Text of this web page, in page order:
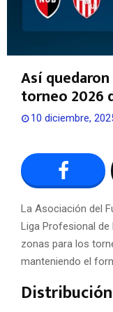
Así
torneo 2026
10 diciembre,
La Asociación del
Liga Profesional
zonas para los
manteniendo el